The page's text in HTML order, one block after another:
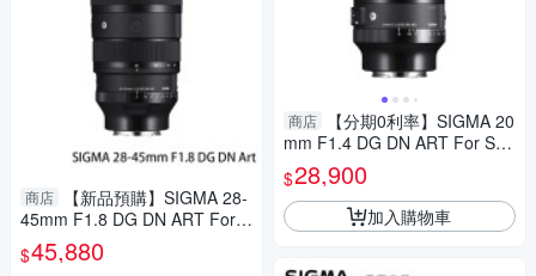
商店
【新品預購】SIGMA 28-
45mm F1.8 DG DN ART For S
ONY E接環 恆伸公司貨 無反專
用 德寶光學
$45,880
商店
【分期0利率】SIGMA 20
mm F1.4 DG DN ART For Son
y E mount 恆伸公司貨 定焦 大
光圈 風景 德寶光學
$28,900
加入購物車